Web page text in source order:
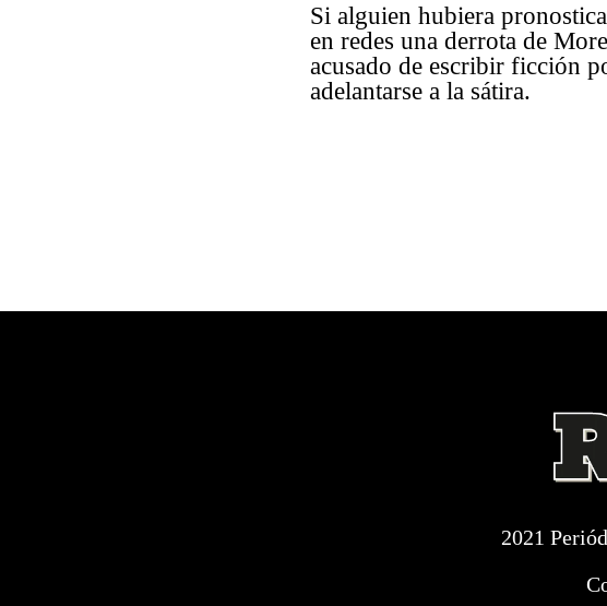
Si alguien hubiera
en redes una derrota de
acusado de escribir ficción
adelantarse a la sátira.
2021